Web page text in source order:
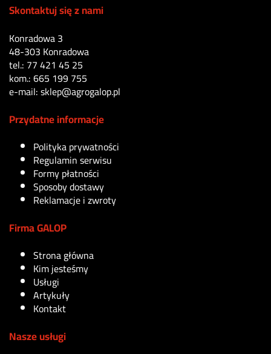
Skontaktuj się z nami
Konradowa 3
48-303 Konradowa
tel.: 77 421 45 25
kom.: 665 199 755
e-mail: sklep@agrogalop.pl
Przydatne informacje
Polityka prywatności
Regulamin serwisu
Formy płatności
Sposoby dostawy
Reklamacje i zwroty
Firma GALOP
Strona główna
Kim jesteśmy
Usługi
Artykuły
Kontakt
Nasze usługi